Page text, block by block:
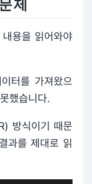
제
용을 읽어와야
터를 가져왔으
했습니다.
방식이기 때문
과를 제대로 읽